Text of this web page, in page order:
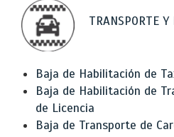
TRANSPORTE
Baja de Habilitación de
Baja de Habilitación de
de Licencia
Baja de Transporte de